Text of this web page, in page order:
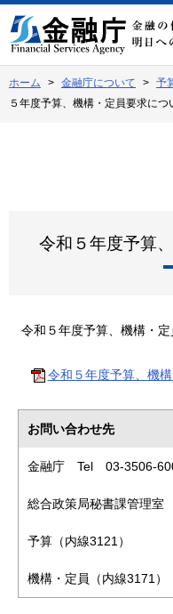
文
へ
動
ホーム 金融庁について 予
５年度予算、機構・定員要求につ
令和５年度予算
令和５年度予算、機構・
令和５年度予算、機
お問い合わせ先
金融庁 Tel 03-3506-
総合政策局秘書課管理室
予算（内線3121）
機構・定員（内線3171）